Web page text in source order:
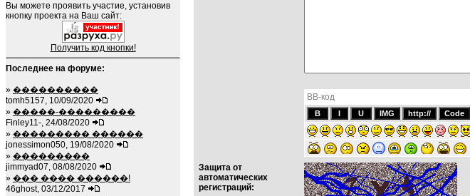
Вы можете проявить участие, установив
кнопку проекта на Ваш сайт:
Получить код кнопки!
Последнее на форуме:
» ����������
tomh5157, 10/09/2020
» �����-���������
Finley11-, 24/08/2020
» ��������� ������
jonessimon050, 19/08/2020
» ���������
jimmyad07, 08/08/2020
» ��� ���� ������!
46ghost, 03/12/2017
BB-код
Защита от
автоматических
регистраций: